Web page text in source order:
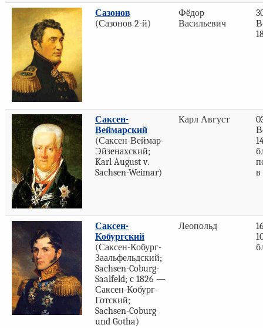
Сазонов
(Сазонов 2-й)
Фёдор
Васильевич
Саксен-
Веймарский
(Саксен-Веймар-
Эйзенахский;
Karl August v.
Sachsen-Weimar)
Карл Август
в
Саксен-
Кобургский
(Саксен-Кобург-
Заальфельдский;
Sachsen-Coburg-
Saalfeld; с 1826 —
Саксен-Кобург-
Готский;
Sachsen-Coburg
und Gotha)
Леопольд